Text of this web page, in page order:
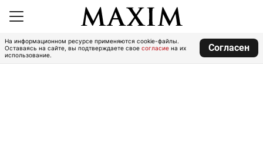
На информационном ресурсе применяются cookie-файлы.
Оставаясь на сайте, вы подтверждаете свое согласие на их
использование.
Согласен